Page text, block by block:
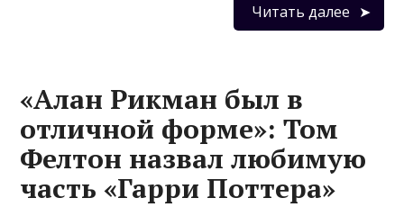
Читать далее
«Алан Рикман был в
отличной форме»: Том
Фелтон назвал любимую
часть «Гарри Поттера»